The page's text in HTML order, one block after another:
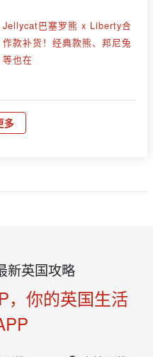
Jellycat巴塞罗熊 x Liberty合
作款补货！经典款熊、邦尼兔
等也在
多
新英国攻略
，你的英国生活